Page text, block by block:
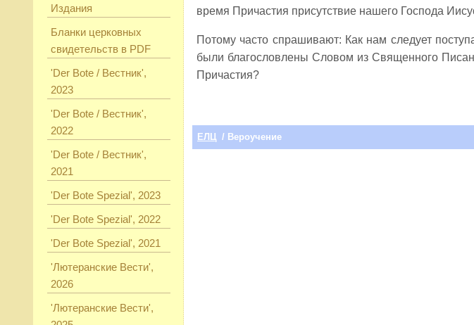
Издания
Бланки церковных
свидетельств в PDF
'Der Bote / Вестник',
2023
'Der Bote / Вестник',
2022
'Der Bote / Вестник',
2021
'Der Bote Spezial', 2023
'Der Bote Spezial', 2022
'Der Bote Spezial', 2021
'Лютеранские Вести',
2026
'Лютеранские Вести',
время Причастия присутствие нашего Господа
Потому часто спрашивают: Как нам следует
были благословлены Словом из Священного
Причастия?
ЕЛЦ / Вероучение